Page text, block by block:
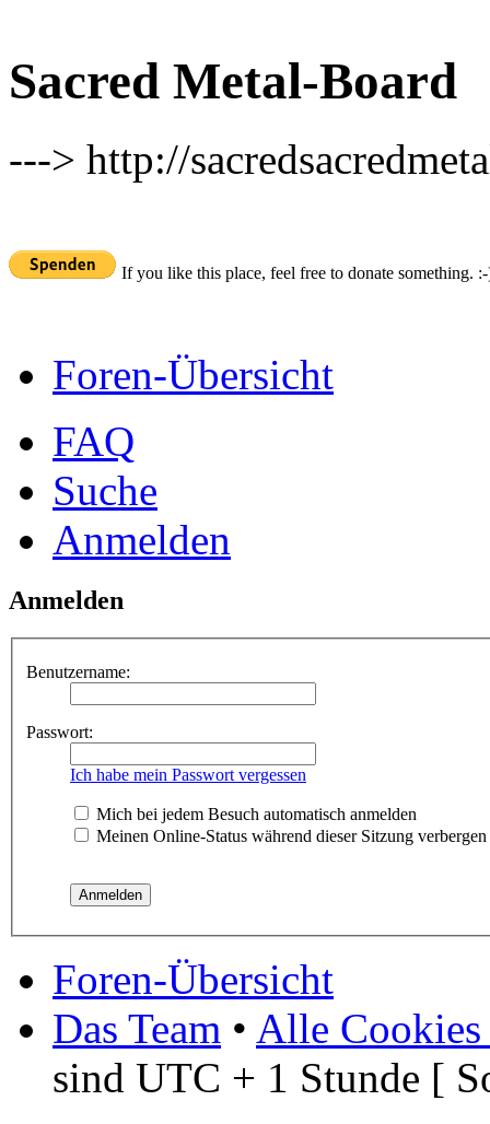
Sacred Metal-Board
---> http://
If you like this place, feel free to donate something.
Foren-Übersicht
FAQ
Suche
Anmelden
Anmelden
Benutzername:
Passwort:
Ich habe mein Passwort vergessen
Mich bei jedem Besuch automatisch anmelden
Meinen Online-Status während dieser Sitzung verbergen
Foren-Übersicht
Das Team • Alle Cookies
sind UTC + 1 Stunde [